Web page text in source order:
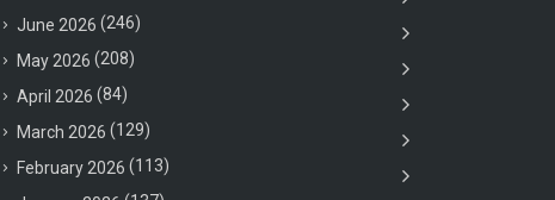
June 2026 (246)
May 2026 (208)
April 2026 (84)
March 2026 (129)
February 2026 (113)